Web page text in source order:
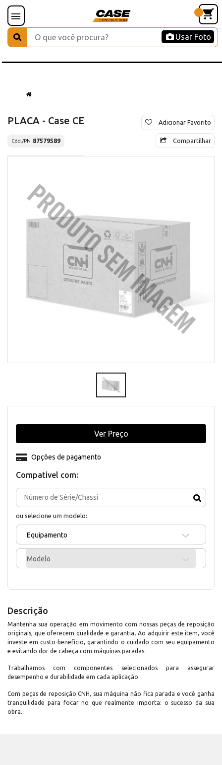
Usar Foto
PLACA - Case CE
Cód./PN 87579589
Adicionar Favorito
Compartilhar
Compativel com:
ou selecione um modelo:
Equipamento
Modelo
Opções de pagamento
Ver Preço
Descrição
Mantenha sua operação em movimento com nossas peças de reposição
originais, que oferecem qualidade e garantia. Ao adquirir este item, você
investe em custo-benefício, garantindo o cuidado com seu equipamento
e evitando dor de cabeça com máquinas paradas.
Trabalhamos com componentes selecionados para assegurar
desempenho e durabilidade em cada aplicação.
Com peças de reposição CNH, sua máquina não fica parada e você ganha
tranquilidade para focar no que realmente importa: o sucesso da sua
obra.